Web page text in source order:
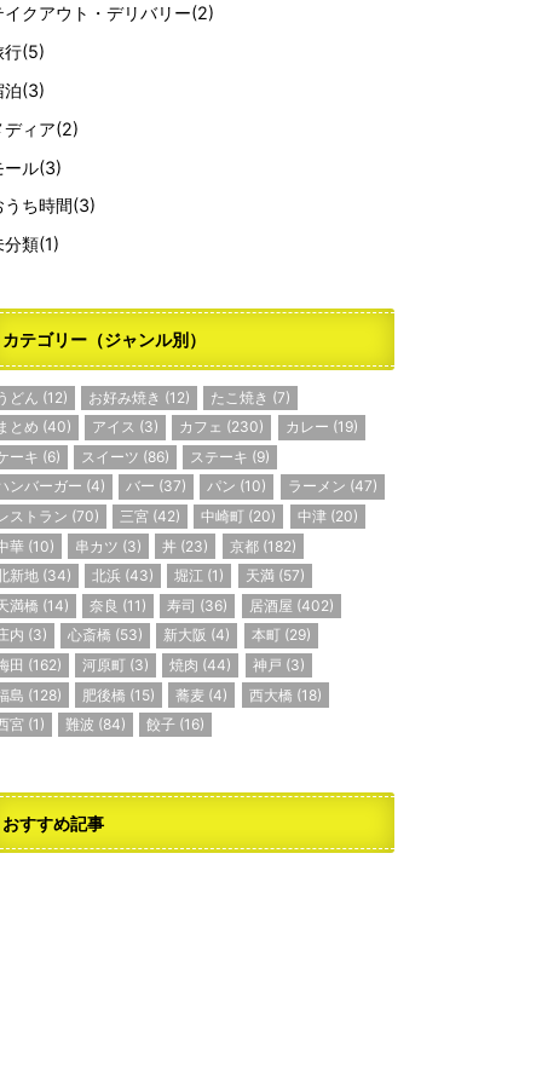
イクアウト・デリバリー(2)
行(5)
泊(3)
ディア(2)
ール(3)
うち時間(3)
分類(1)
カテゴリー（ジャンル別）
どん (12) お好み焼き (12) たこ焼き (7)
とめ (40) アイス (3) カフェ (230) カレー (19)
ーキ (6) スイーツ (86) ステーキ (9)
ンバーガー (4) バー (37) パン (10) ラーメン (47)
ストラン (70) 三宮 (42) 中崎町 (20) 中津(20)
華 (10) 串カツ (3) 丼 (23) 京都(182)
新地 (34) 北浜 (43) 堀江 (1) 天満 (57)
満橋 (14) 奈良 (11) 寿司 (36) 居酒屋 (402)
内 (3) 心斎橋 (53) 新大阪 (4) 本町 (29)
田 (162) 河原町 (3) 焼肉 (44) 神戸 (3)
島 (128) 肥後橋 (15) 蕎麦 (4) 西大橋 (18)
宮 (1) 難波 (84) 餃子 (16)
おすすめ記事